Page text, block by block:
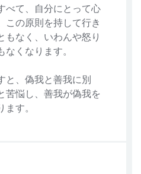
べて、自分にとって心
この原則を持して行き
もなく、いわんや怒り
くなります。
と、偽我と善我に別
苦悩し、善我が偽我を
す。